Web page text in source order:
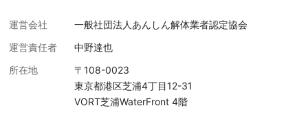
運営会社
一般社団法人あんしん解体業者認定協会
運営責任者
中野達也
所在地
〒108-0023
東京都港区芝浦4丁目12-31
VORT芝浦WaterFront 4階